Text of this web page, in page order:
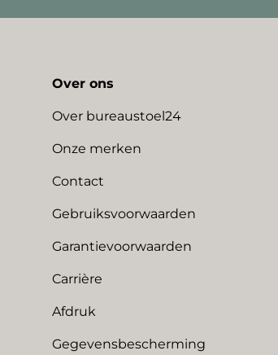
Over ons
Over bureaustoel24
Onze merken
Contact
Gebruiksvoorwaarden
Garantievoorwaarden
Carrière
Afdruk
Gegevensbescherming